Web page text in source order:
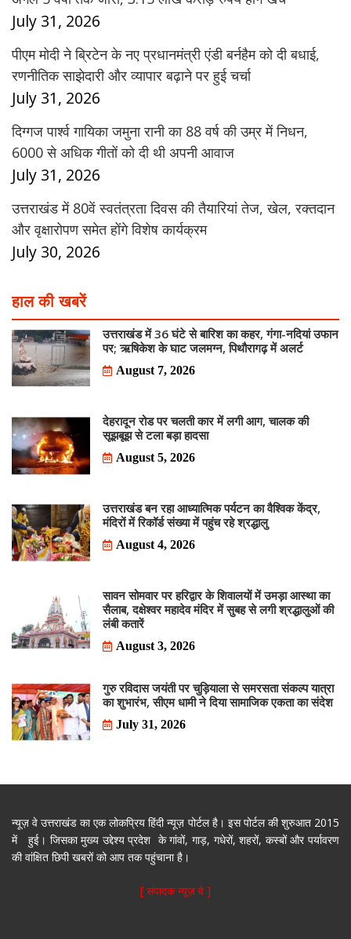
July 31, 2026
पीएम मोदी ने ब्रिटेन के नए प्रधानमंत्री एंडी बर्नहैम को दी बधाई,
रणनीतिक साझेदारी और व्यापार बढ़ाने पर हुई चर्चा
July 31, 2026
दिग्गज पार्श्व गायिका जमुना रानी का 88 वर्ष की उम्र में निधन,
6000 से अधिक गीतों को दी थी अपनी आवाज
July 31, 2026
उत्तराखंड में 80वें स्वतंत्रता दिवस की तैयारियां तेज, खेल, रक्तदान
और वृक्षारोपण समेत होंगे विशेष कार्यक्रम
July 30, 2026
हाल की खबरें
उत्तराखंड में 36 घंटे से बारिश का कहर, गंगा-नदियां उफान
पर; ऋषिकेश के घाट जलमग्न, पिथौरागढ़ में अलर्ट
August 7, 2026
देहरादून रोड पर चलती कार में लगी आग, चालक की
सूझबूझ से टला बड़ा हादसा
August 5, 2026
उत्तराखंड बन रहा आध्यात्मिक पर्यटन का वैश्विक केंद्र,
मंदिरों में रिकॉर्ड संख्या में पहुंच रहे श्रद्धालु
August 4, 2026
सावन सोमवार पर हरिद्वार के शिवालयों में उमड़ा आस्था का
सैलाब, दक्षेश्वर महादेव मंदिर में सुबह से लगी श्रद्धालुओं की
लंबी कतारें
August 3, 2026
गुरु रविदास जयंती पर चुड़ियाला से समरसता संकल्प यात्रा
का शुभारंभ, सीएम धामी ने दिया सामाजिक एकता का संदेश
July 31, 2026
न्यूज़ वे उत्तराखंड का एक लोकप्रिय हिंदी न्यूज़ पोर्टल है। इस पोर्टल की शुरुआत 2015
में हुई। जिसका मुख्य उद्देश्य प्रदेश के गांवों, गाड़, गधेरों, शहरों, कस्बों और पर्यावरण
की वांक्षित छिपी खबरों को आप तक पहुंचाना है।
[ संपादक न्यूज़ वे ]